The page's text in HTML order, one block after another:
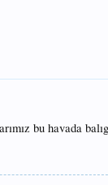
bu havada